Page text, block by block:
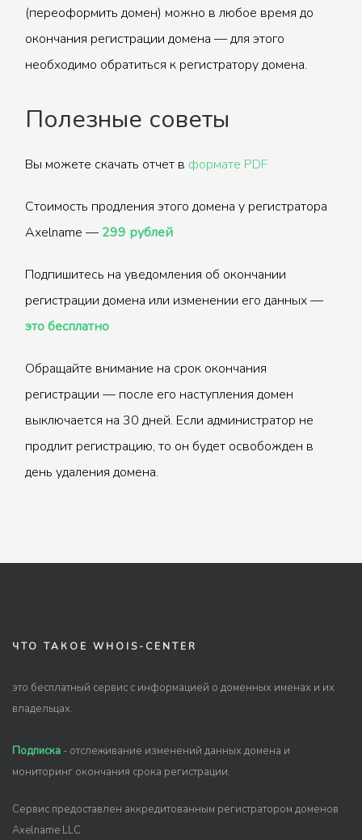
(переоформить домен) можно в любое время до
окончания регистрации домена — для этого
необходимо обратиться к регистратору домена.
Полезные советы
Вы можете скачать отчет в формате PDF
Стоимость продления этого домена у регистратора
Axelname — 299 рублей
Подпишитесь на уведомления об окончании
регистрации домена или изменении его данных —
это бесплатно
Обращайте внимание на срок окончания
регистрации — после его наступления домен
выключается на 30 дней. Если администратор не
продлит регистрацию, то он будет освобожден в
день удаления домена.
ЧТО ТАКОЕ WHOIS-CENTER
это бесплатный сервис с информацией о доменных именах и их
владельцах.
Подписка - отслеживание изменений данных домена и
мониторинг окончания срока регистрации.
Сервис предоставлен аккредитованным регистратором доменов
Axelname LLC